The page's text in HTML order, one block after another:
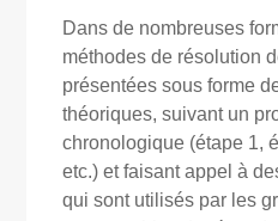
Dans de nombreuses
méthodes de résolution
présentées sous forme
théoriques, suivant un
chronologique (étape 1,
etc.) et faisant appel à
qui sont utilisés par les